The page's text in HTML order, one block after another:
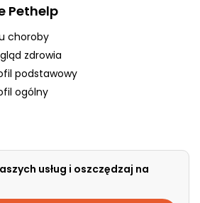
Pethelp
choroby
zdrowia
podstawowy
ogólny
usług i oszczędzaj na